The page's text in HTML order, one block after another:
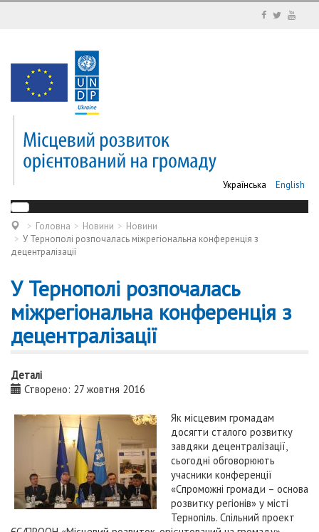
Українська English
Головна Новини
Новини
У Тернополі розпочалась міжрегіональна конференція з
децентралізації
У Тернополі розпочалась
міжрегіональна конференція з
децентралізації
Деталі
Створено: 27 жовтня 2016
Як місцевим громадам
досягти сталого розвитку
завдяки децентралізації,
сьогодні обговорюють
учасники конференції
«Спроможні громади – основа
розвитку регіонів» у місті
Тернопіль. Спільний проект